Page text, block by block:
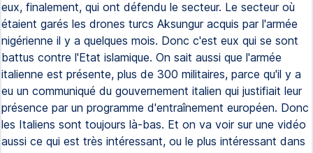
eux, finalement, qui ont défendu le secteur. Le secteur où
étaient garés les drones turcs Aksungur acquis par l'armée
nigérienne il y a quelques mois. Donc c'est eux qui se sont
battus contre l'Etat islamique. On sait aussi que l'armée
italienne est présente, plus de 300 militaires, parce qu'il y a
eu un communiqué du gouvernement italien qui justifiait leur
présence par un programme d'entraînement européen. Donc
les Italiens sont toujours là-bas. Et on va voir sur une vidéo
aussi ce qui est très intéressant, ou le plus intéressant dans